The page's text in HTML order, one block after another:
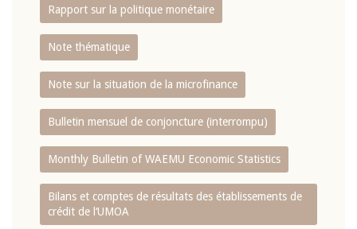
Rapport sur la politique monétaire
Note thématique
Note sur la situation de la microfinance
Bulletin mensuel de conjoncture (interrompu)
Monthly Bulletin of WAEMU Economic Statistics
Bilans et comptes de résultats des établissements de
crédit de l‘UMOA